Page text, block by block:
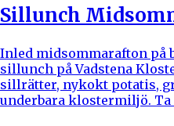
Sillunch
Inled midsommarafton på
sillunch på Vadstena
sillrätter, nykokt potatis,
underbara klostermiljö. Ta